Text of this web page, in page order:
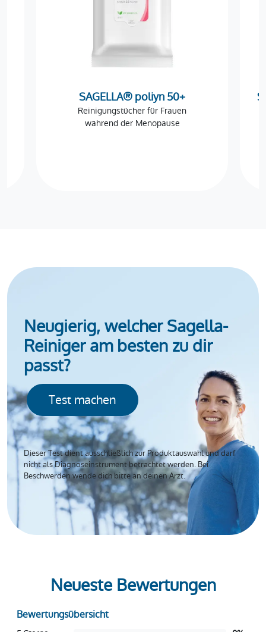
SAGELLA® poliyn 50+
Reinigungstücher für Frauen
während der Menopause
Neugierig, welcher Sagella-
Reiniger am besten zu dir
passt?
Test machen
Dieser Test dient ausschließlich zur Produktauswahl und darf
nicht als Diagnoseinstrument betrachtet werden. Bei
Beschwerden wende dich bitte an deinen Arzt.
Neueste Bewertungen
Bewertungsübersicht